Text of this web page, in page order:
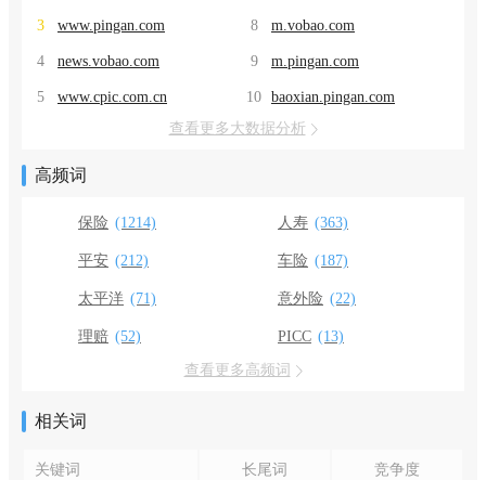
3 www.pingan.com
4 news.vobao.com
5 www.cpic.com.cn
8 m.vobao.com
9 m.pingan.com
10 baoxian.pingan.com
查看更多大数据分析
高频词
保险 (1214) 人寿 (363)
平安 (212) 车险 (187)
太平洋 (71) 意外险 (22)
理赔 (52) PICC (13)
查看更多高频词
相关词
关键词 长尾词 竞争度